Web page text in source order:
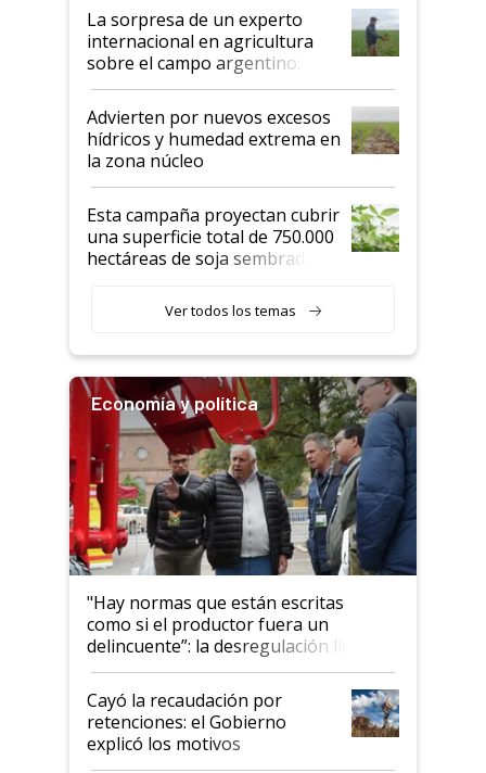
La sorpresa de un experto
internacional en agricultura
sobre el campo argentino:
"Estoy muy impresionado"
Advierten por nuevos excesos
hídricos y humedad extrema en
la zona núcleo
Esta campaña proyectan cubrir
una superficie total de 750.000
hectáreas de soja sembradas
variedades que marcan un
salto tecnológico en genética y
Ver todos los temas
Economía y política
"Hay normas que están escritas
como si el productor fuera un
delincuente”: la desregulación llegó
al Congreso Aapresid y hasta se
habló del financiamiento al IPCVA
Cayó la recaudación por
retenciones: el Gobierno
explicó los motivos